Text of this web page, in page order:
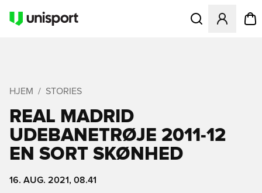
Åbner en Modal
HJEM STORIES
REAL MADRID
UDEBANETRØJE 2011-12 
EN SORT SKØNHED
16. AUG. 2021, 08.41